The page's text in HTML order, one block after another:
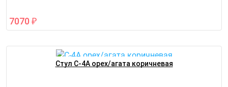
7070 ₽
Стул С-4А орех/агата коричневая